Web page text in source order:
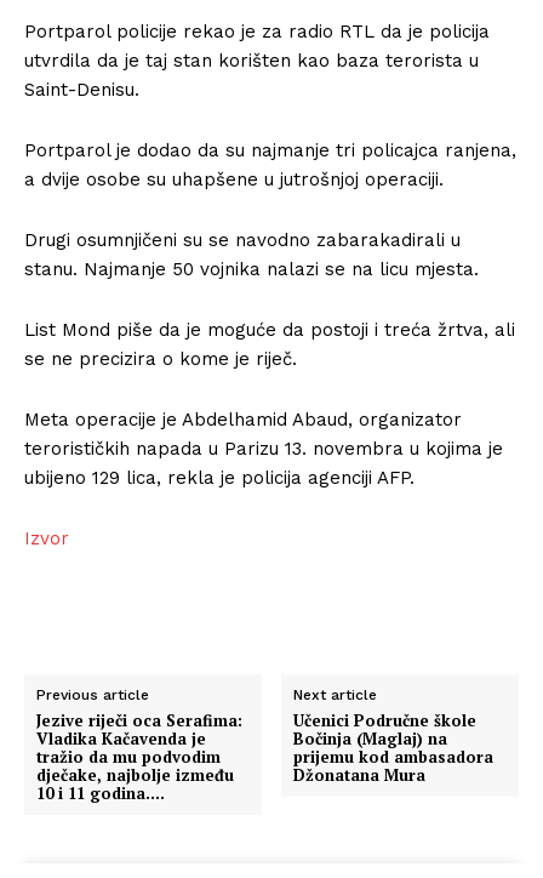
Portparol policije rekao je za radio RTL da je policija
utvrdila da je taj stan korišten kao baza terorista u
Saint-Denisu.
Portparol je dodao da su najmanje tri policajca ranjena,
a dvije osobe su uhapšene u jutrošnjoj operaciji.
Drugi osumnjičeni su se navodno zabarakadirali u
stanu. Najmanje 50 vojnika nalazi se na licu mjesta.
List Mond piše da je moguće da postoji i treća žrtva, ali
se ne precizira o kome je riječ.
Meta operacije je Abdelhamid Abaud, organizator
terorističkih napada u Parizu 13. novembra u kojima je
ubijeno 129 lica, rekla je policija agenciji AFP.
Izvor
Previous article
Jezive riječi oca Serafima:
Vladika Kačavenda je
tražio da mu podvodim
dječake, najbolje između
10 i 11 godina….
Next article
Učenici Područne škole
Bočinja (Maglaj) na
prijemu kod ambasadora
Džonatana Mura